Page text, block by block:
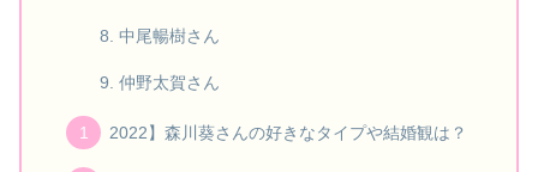
中尾暢樹さん
仲野太賀さん
2022】森川葵さんの好きなタイプや結婚観は？